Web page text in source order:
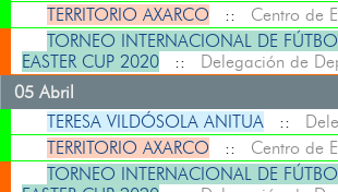
TERRITORIO AXARCO :: Centro de
TORNEO INTERNACIONAL DE
EASTER CUP 2020 :: Delegación de
05 Abril
TERESA VILDÓSOLA ANITUA ::
TERRITORIO AXARCO :: Centro de
TORNEO INTERNACIONAL DE